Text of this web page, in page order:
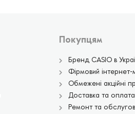
Покупцям
Бренд CASIO в
Фірмовий інтернет-
Обмежені акційні
Доставка та
Ремонт та